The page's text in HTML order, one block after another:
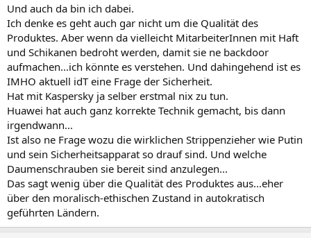
Und auch da bin ich dabei.
Ich denke es geht auch gar nicht um die Qualität des
Produktes. Aber wenn da vielleicht MitarbeiterInnen mit Haft
und Schikanen bedroht werden, damit sie ne backdoor
aufmachen...ich könnte es verstehen. Und dahingehend ist es
IMHO aktuell idT eine Frage der Sicherheit.
Hat mit Kaspersky ja selber erstmal nix zu tun.
Huawei hat auch ganz korrekte Technik gemacht, bis dann
irgendwann...
Ist also ne Frage wozu die wirklichen Strippenzieher wie Putin
und sein Sicherheitsapparat so drauf sind. Und welche
Daumenschrauben sie bereit sind anzulegen...
Das sagt wenig über die Qualität des Produktes aus...eher
über den moralisch-ethischen Zustand in autokratisch
geführten Ländern.